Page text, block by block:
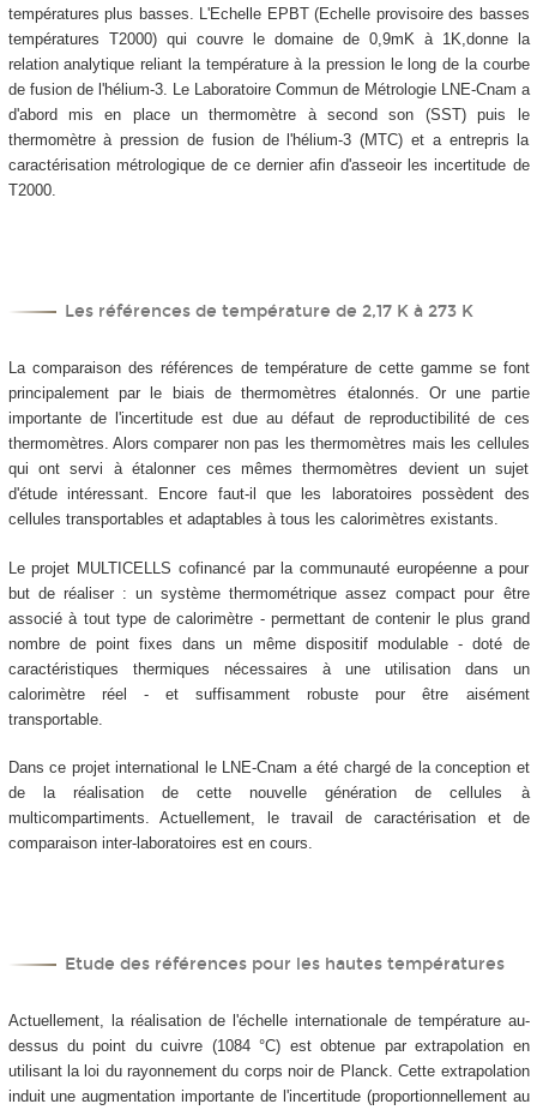
températures plus basses. L'Echelle EPBT (Echelle provisoire des basses
températures T2000) qui couvre le domaine de 0,9mK à 1K,donne la
relation analytique reliant la température à la pression le long de la courbe
de fusion de l'hélium-3. Le Laboratoire Commun de Métrologie LNE-Cnam a
d'abord mis en place un thermomètre à second son (SST) puis le
thermomètre à pression de fusion de l'hélium-3 (MTC) et a entrepris la
caractérisation métrologique de ce dernier afin d'asseoir les incertitude de
T2000.
Les références de température de 2,17 K à 273 K
La comparaison des références de température de cette gamme se font
principalement par le biais de thermomètres étalonnés. Or une partie
importante de l'incertitude est due au défaut de reproductibilité de ces
thermomètres. Alors comparer non pas les thermomètres mais les cellules
qui ont servi à étalonner ces mêmes thermomètres devient un sujet
d'étude intéressant. Encore faut-il que les laboratoires possèdent des
cellules transportables et adaptables à tous les calorimètres existants.
Le projet MULTICELLS cofinancé par la communauté européenne a pour
but de réaliser : un système thermométrique assez compact pour être
associé à tout type de calorimètre - permettant de contenir le plus grand
nombre de point fixes dans un même dispositif modulable - doté de
caractéristiques thermiques nécessaires à une utilisation dans un
calorimètre réel - et suffisamment robuste pour être aisément
transportable.
Dans ce projet international le LNE-Cnam a été chargé de la conception et
de la réalisation de cette nouvelle génération de cellules à
multicompartiments. Actuellement, le travail de caractérisation et de
comparaison inter-laboratoires est en cours.
Etude des références pour les hautes températures
Actuellement, la réalisation de l'échelle internationale de température au-
dessus du point du cuivre (1084 °C) est obtenue par extrapolation en
utilisant la loi du rayonnement du corps noir de Planck. Cette extrapolation
induit une augmentation importante de l'incertitude (proportionnellement au